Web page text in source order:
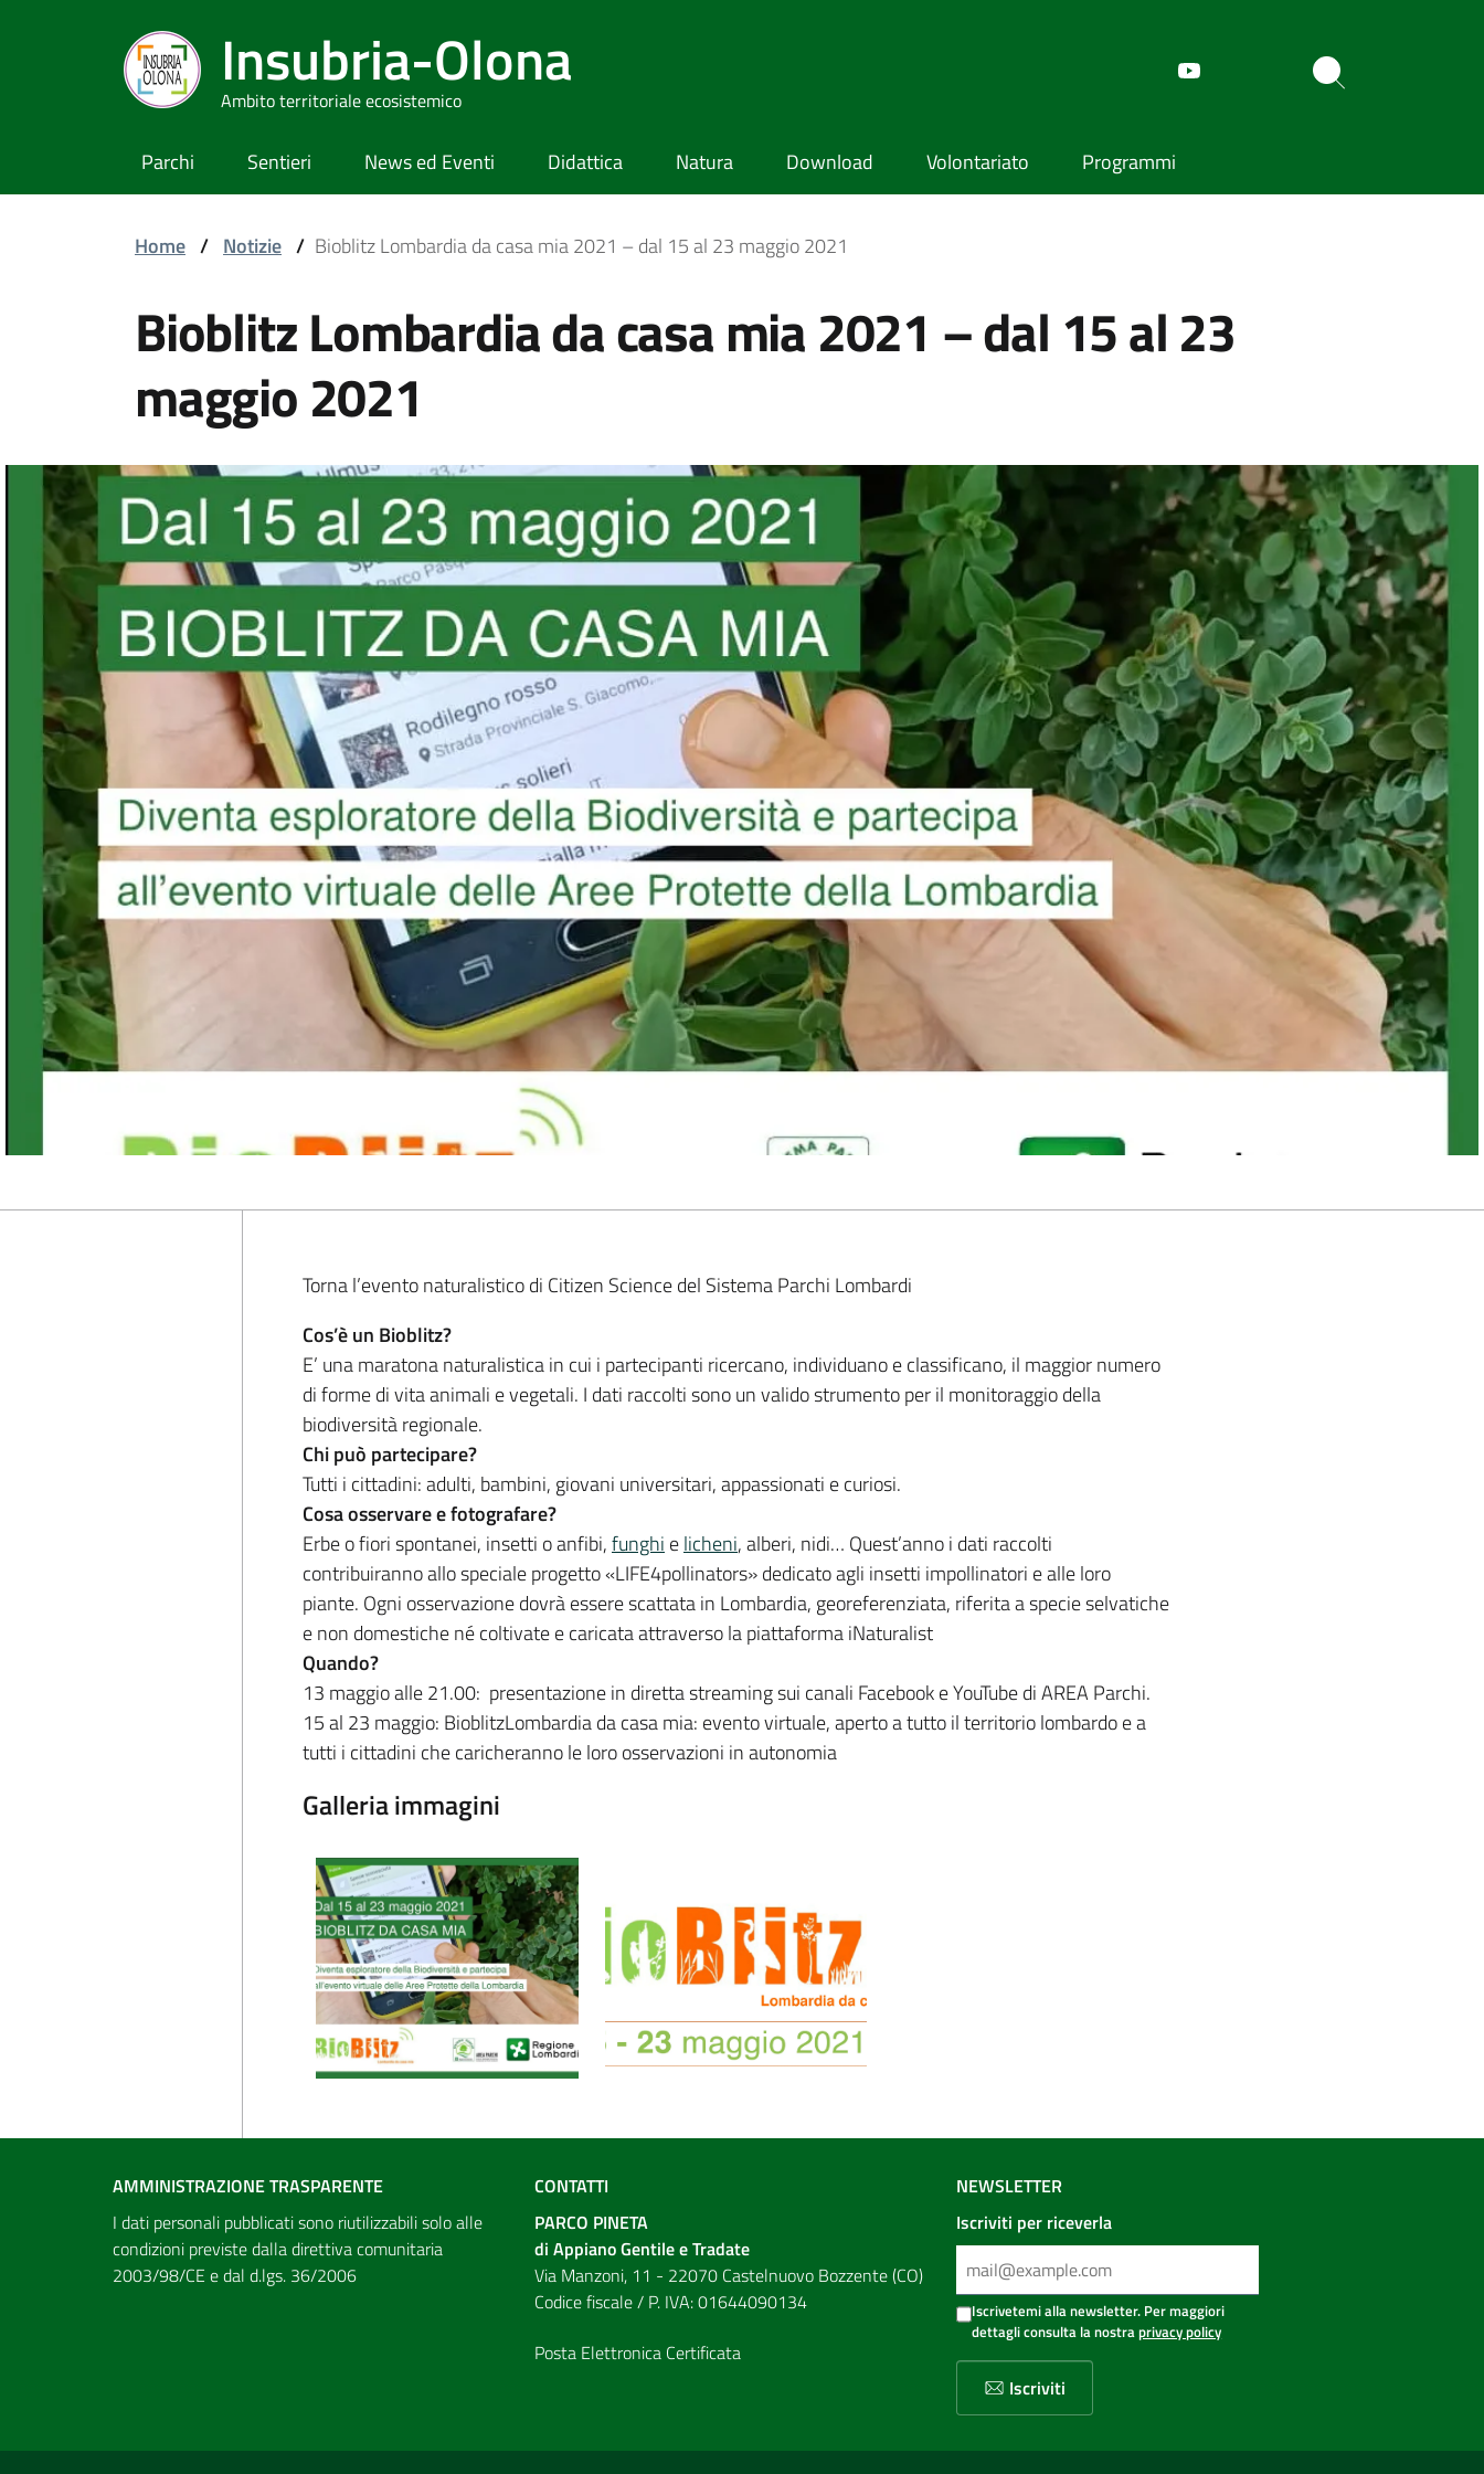
Insubria-Olona
Ambito territoriale ecosistemico
Parchi Sentieri News ed Eventi Didattica Natura Download Volontariato Programmi
Home / Notizie / Bioblitz Lombardia da casa mia 2021 – dal 15 al 23 maggio 2021
Bioblitz Lombardia da casa mia 2021 – dal 15 al 23
maggio 2021
Torna l’evento naturalistico di Citizen Science del Sistema Parchi Lombardi
Cos’è un Bioblitz?
E’ una maratona naturalistica in cui i partecipanti ricercano, individuano e classificano, il maggior numero
di forme di vita animali e vegetali. I dati raccolti sono un valido strumento per il monitoraggio della
biodiversità regionale.
Chi può partecipare?
Tutti i cittadini: adulti, bambini, giovani universitari, appassionati e curiosi.
Cosa osservare e fotografare?
Erbe o fiori spontanei, insetti o anfibi,funghi elicheni, alberi, nidi… Quest’anno i dati raccolti
contribuiranno allo speciale progetto «LIFE4pollinators» dedicato agli insetti impollinatori e alle loro
piante. Ogni osservazione dovrà essere scattata in Lombardia, georeferenziata, riferita a specie selvatiche
e non domestiche né coltivate e caricata attraverso la piattaforma iNaturalist
Quando?
13 maggio alle 21.00: presentazione in diretta streaming sui canali Facebook e YouTube di AREA Parchi.
15 al 23 maggio: BioblitzLombardia da casa mia: evento virtuale, aperto a tutto il territorio lombardo e a
tutti i cittadini che caricheranno le loro osservazioni in autonomia
Galleria immagini
AMMINISTRAZIONE TRASPARENTE
I dati personali pubblicati sono riutilizzabili solo alle
condizioni previste dalla direttiva comunitaria
2003/98/CE e dal d.lgs. 36/2006
CONTATTI
PARCO PINETA
di Appiano Gentile e Tradate
Via Manzoni, 11 - 22070 Castelnuovo Bozzente (CO)
Codice fiscale / P. IVA: 01644090134
Posta Elettronica Certificata
NEWSLETTER
Iscriviti per riceverla
Iscrivetemi alla newsletter. Per maggiori
dettagli consulta la nostraprivacy policy
Iscriviti